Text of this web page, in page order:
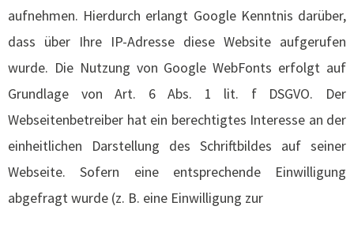
aufnehmen. Hierdurch erlangt Google Kenntnis darüber,
dass über Ihre IP-Adresse diese Website aufgerufen
wurde. Die Nutzung von Google WebFonts erfolgt auf
Grundlage von Art. 6 Abs. 1 lit. f DSGVO. Der
Webseitenbetreiber hat ein berechtigtes Interesse an der
einheitlichen Darstellung des Schriftbildes auf seiner
Webseite. Sofern eine entsprechende Einwilligung
abgefragt wurde (z. B. eine Einwilligung zur